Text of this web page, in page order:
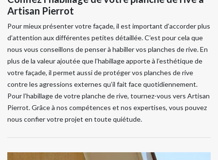
Artisan Pierrot
Pour mieux présenter votre façade, il est important d’accorder plus
d’attention aux différentes petites détaillée. C’est pour cela que
nous vous conseillons de penser à habiller vos planches de rive. En
plus de la valeur ajoutée que l’habillage apporte à l’esthétique de
votre façade, il permet aussi de protéger vos planches de rive
contre les agressions externes qu’il fait face quotidiennement.
Pour l’habillage de votre planche de rive, tournez-vous vers Artisan
Pierrot. Grâce à nos compétences et nos expertises, vous pouvez
nous confier votre projet en toute quiétude.